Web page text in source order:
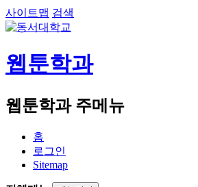
사이트맵 검색
웹툰학과
웹툰학과 주메뉴
홈
로그인
Sitemap